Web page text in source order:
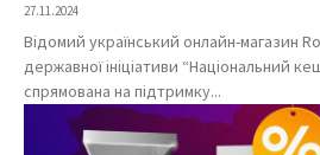
27.11.2024
Відомий український онлайн-магазин
державної ініціативи “Національний
спрямована на підтримку...